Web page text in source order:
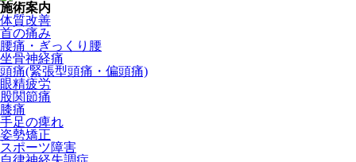
施術案内
体質改善
首の痛み
腰痛・ぎっくり腰
坐骨神経痛
頭痛(緊張型頭痛・偏頭痛)
眼精疲労
股関節痛
膝痛
手足の痺れ
姿勢矯正
スポーツ障害